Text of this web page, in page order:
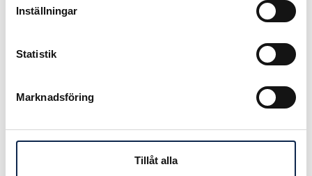
Inställningar
Statistik
Marknadsföring
Tillåt alla
kulturarbetare till Sverige: ge dem
Martin von Krogh, regissör, Cinema